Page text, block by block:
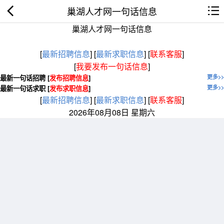
巢湖人才网一句话信息
巢湖人才网一句话信息
[最新招聘信息] [最新求职信息] [联系客服]
[我要发布一句话信息]
更多>>
最新一句话招聘 [发布招聘信息]
更多>>
最新一句话求职 [发布求职信息]
[最新招聘信息] [最新求职信息] [联系客服]
2026年08月08日 星期六